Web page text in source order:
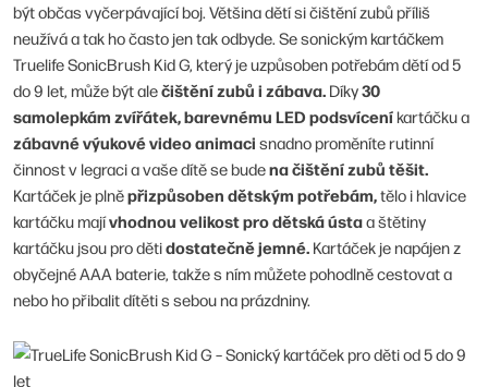
být občas vyčerpávající boj. Většina dětí si čištění zubů příliš
neužívá a tak ho často jen tak odbyde. Se sonickým kartáčkem
Truelife SonicBrush Kid G, který je uzpůsoben potřebám dětí od 5
do 9 let, může být alečištění zubů i zábava. Díky30
samolepkám zvířátek, barevnému LED podsvíceníkartáčku a
zábavné výukové video animaci snadno proměníte rutinní
činnost v legraci a vaše dítě se budena čištění zubů těšit.
Kartáček je plněpřizpůsoben dětským potřebám,tělo i hlavice
kartáčku majívhodnou velikost pro dětská ústaa štětiny
kartáčku jsou pro dětidostatečně jemné. Kartáček je napájen z
obyčejné AAA baterie, takže s ním můžete pohodlně cestovat a
nebo ho přibalit dítěti s sebou na prázdniny.